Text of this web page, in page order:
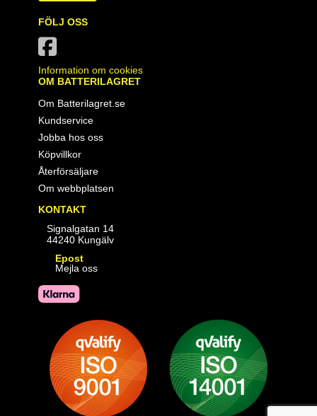
FÖLJ OSS
Information om cookies
OM BATTERILAGRET
Om Batterilagret.se
Kundservice
Jobba hos oss
Köpvillkor
Återförsäljare
Om webbplatsen
KONTAKT
Signalgatan 14
44240 Kungälv
Epost
Mejla oss